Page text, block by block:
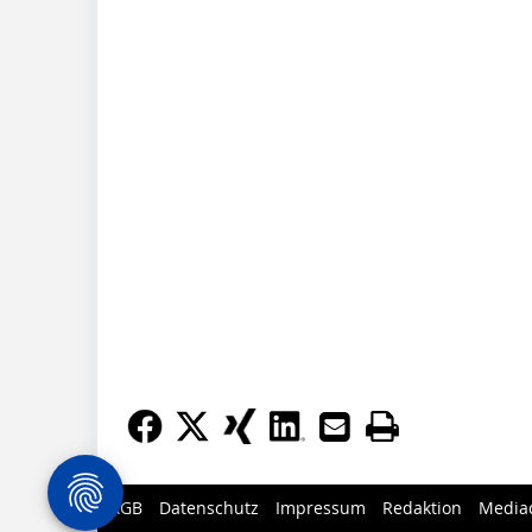
AGB Datenschutz Impressum Redaktion